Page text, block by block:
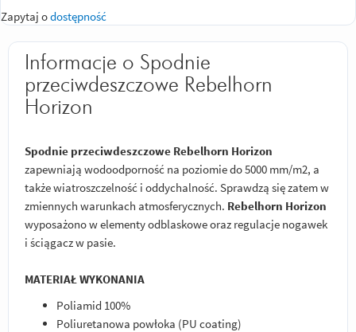
Zapytaj odostępność
Informacje o Spodnie
przeciwdeszczowe Rebelhorn
Horizon
Spodnie przeciwdeszczowe Rebelhorn Horizon
zapewniają wodoodporność na poziomie do 5000 mm/m2, a
także wiatroszczelność i oddychalność. Sprawdzą się zatem w
zmiennych warunkach atmosferycznych. Rebelhorn Horizon
wyposażono w elementy odblaskowe oraz regulacje nogawek
i ściągacz w pasie.
MATERIAŁ WYKONANIA
Poliamid 100%
Poliuretanowa powłoka (PU coating)